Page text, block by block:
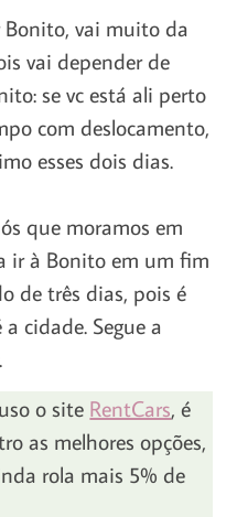
vai muito da
vai depender de
se vc está ali perto
com deslocamento,
esses dois dias.
que moramos em
ir à Bonito em um fim
de três dias, pois é
cidade. Segue a
o site RentCars, é
as melhores opções,
rola mais 5% de